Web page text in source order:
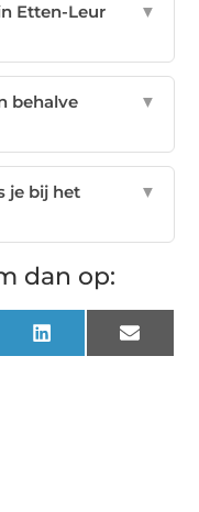
Etten-Leur
▼
behalve
▼
je bij het
▼
dan op:
LinkedIn Email